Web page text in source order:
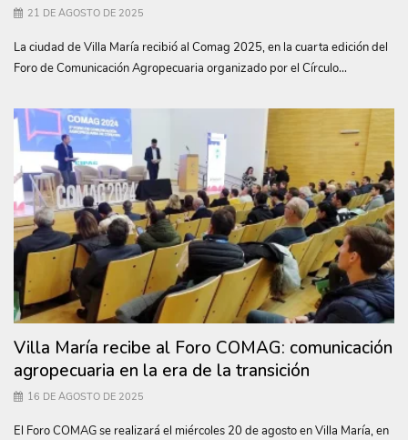
21 DE AGOSTO DE 2025
La ciudad de Villa María recibió al Comag 2025, en la cuarta edición del
Foro de Comunicación Agropecuaria organizado por el Círculo...
Villa María recibe al Foro COMAG: comunicación
agropecuaria en la era de la transición
16 DE AGOSTO DE 2025
El Foro COMAG se realizará el miércoles 20 de agosto en Villa María, en